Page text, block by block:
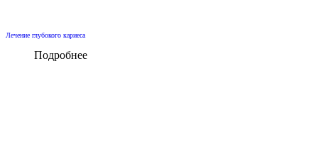
Лечение глубокого кариеса
Подробнее